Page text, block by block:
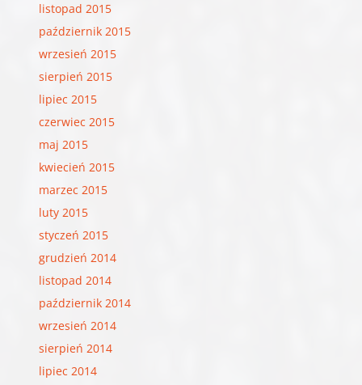
listopad 2015
październik 2015
wrzesień 2015
sierpień 2015
lipiec 2015
czerwiec 2015
maj 2015
kwiecień 2015
marzec 2015
luty 2015
styczeń 2015
grudzień 2014
listopad 2014
październik 2014
wrzesień 2014
sierpień 2014
lipiec 2014